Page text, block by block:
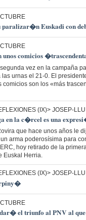
Euskadi con
unos comicios
vez en la campaña
urnas el 21-0. El
comicios son los «más
(IX)> JOSEP-
en la c�rcel es una
que hace unos años le
arma poderosísima para
hoy retirado de la
Euskal Herria.
(IX)> JOSEP-
dar� el triunfo al PNV al